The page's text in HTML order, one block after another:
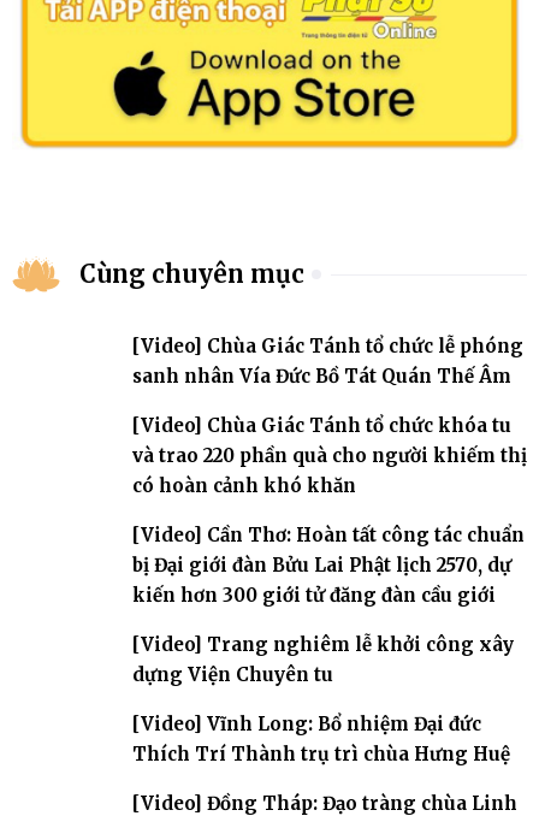
Cùng chuyên mục
[Video] Chùa Giác Tánh tổ chức lễ phóng
sanh nhân Vía Đức Bồ Tát Quán Thế Âm
[Video] Chùa Giác Tánh tổ chức khóa tu
và trao 220 phần quà cho người khiếm thị
có hoàn cảnh khó khăn
[Video] Cần Thơ: Hoàn tất công tác chuẩn
bị Đại giới đàn Bửu Lai Phật lịch 2570, dự
kiến hơn 300 giới tử đăng đàn cầu giới
[Video] Trang nghiêm lễ khởi công xây
dựng Viện Chuyên tu
[Video] Vĩnh Long: Bổ nhiệm Đại đức
Thích Trí Thành trụ trì chùa Hưng Huệ
[Video] Đồng Tháp: Đạo tràng chùa Linh